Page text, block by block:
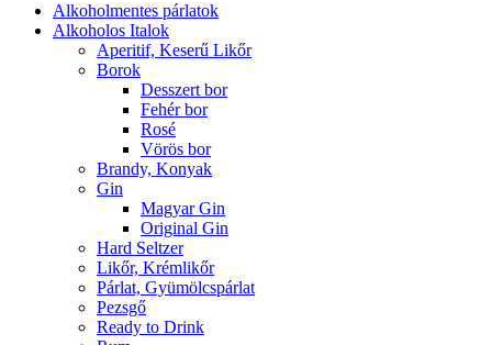
Alkoholmentes párlatok
Alkoholos Italok
Aperitif, Keserű Likőr
Borok
Desszert bor
Fehér bor
Rosé
Vörös bor
Brandy, Konyak
Gin
Magyar Gin
Original Gin
Hard Seltzer
Likőr, Krémlikőr
Párlat, Gyümölcspárlat
Pezsgő
Ready to Drink